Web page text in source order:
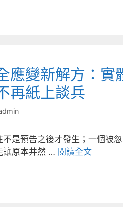
應變新解方：
再紙上談兵
不是預告之後才發生；一個被
讓原本井然 … 閱讀全文